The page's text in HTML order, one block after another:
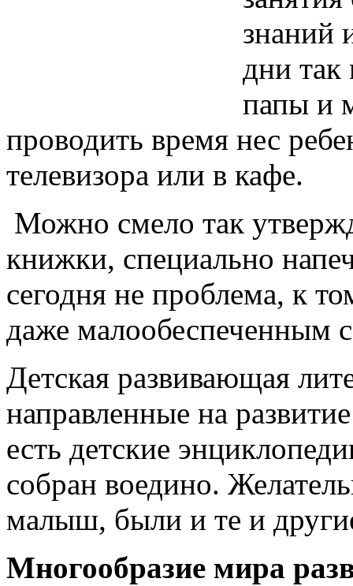
знаний
дни так
папы и
проводить время нес
телевизора или в кафе.
Можно смело так
книжки, специально
сегодня не проблема, к
даже малообеспеченным
Детская развивающая
направленные на
есть детские
собран воедино.
малыш, были и те и
Многообразие мира